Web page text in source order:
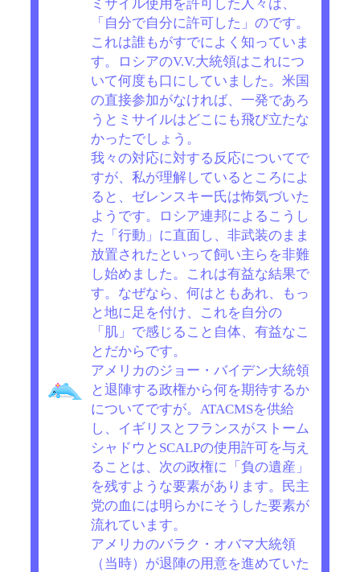
ミサイル使用を許可した人々は、
「自分で自分に許可した」のです。
これは誰もがすでによく知っていま
す。ロシアのV.V.大統領はこれにつ
いて何度も口にしていました。米国
の直接参加がなければ、一発であろ
うとミサイルはどこにも飛び立たな
かったでしょう。
我々の対応に対する反応についてで
すが、私が理解しているところによ
ると、ゼレンスキー氏は怖気づいた
ようです。ロシア連邦によるこうし
た「行動」に直面し、非武装のまま
放置されたといって飼い主らを非難
し始めました。これは有益な結果で
す。なぜなら、何はともあれ、もっ
と地に足を付け、これを自分の
「肌」で感じること自体、有益なこ
とだからです。
アメリカのジョー・バイデン大統領
と退陣する政権から何を期待するか
についてですが。ATACMSを供給
し、イギリスとフランスがストーム
シャドウとSCALPの使用許可を与え
ることは、次の政権に「負の遺産」
を残すような要素があります。民主
党の血には明らかにそうした要素が
流れています。
アメリカのバラク・オバマ大統領
（当時）が退陣の用意を進めていた